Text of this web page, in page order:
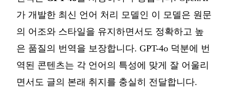
가 개발한 최신 언어 처리 모델인 이 모델은 원문
의 어조와 스타일을 유지하면서도 정확하고 높
은 품질의 번역을 보장합니다. GPT-4o 덕분에 번
역된 콘텐츠는 각 언어의 특성에 맞게 잘 어울리
면서도 글의 본래 취지를 충실히 전달합니다.